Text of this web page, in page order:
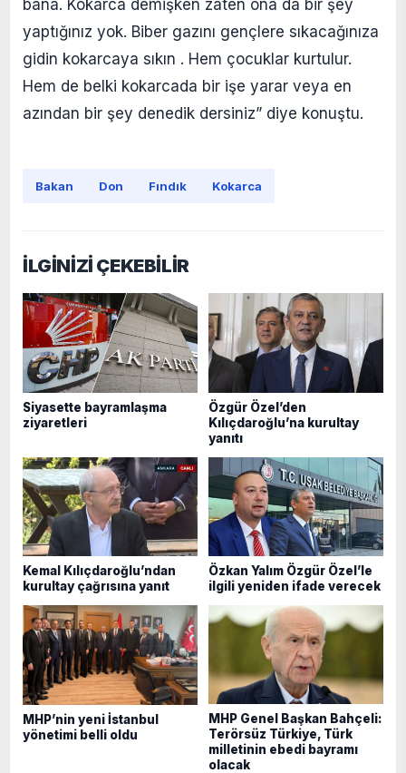
bana. Kokarca demişken zaten ona da bir şey
yaptığınız yok. Biber gazını gençlere sıkacağınıza
gidin kokarcaya sıkın . Hem çocuklar kurtulur.
Hem de belki kokarcada bir işe yarar veya en
azından bir şey denedik dersiniz” diye konuştu.
Bakan Don Fındık Kokarca
İLGİNİZİ ÇEKEBİLİR
Siyasette bayramlaşma
ziyaretleri
Özgür Özel’den
Kılıçdaroğlu’na kurultay
yanıtı
Kemal Kılıçdaroğlu’ndan
kurultay çağrısına yanıt
Özkan Yalım Özgür Özel’le
ilgili yeniden ifade verecek
MHP’nin yeni İstanbul
yönetimi belli oldu
MHP Genel Başkan Bahçeli:
Terörsüz Türkiye, Türk
milletinin ebedi bayramı
olacak